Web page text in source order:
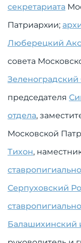
секретариата
Патриархии;
Люберецкий
совета
Зеленоградский
председателя
отдела,
Московской
Тихон,
Серпуховский
Балашихинский